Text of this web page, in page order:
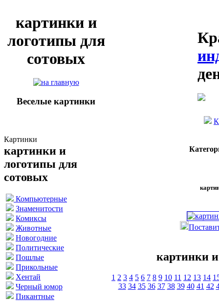
картинки и
логотипы для
сотовых
Веселые картинки
Картинки
картинки и
логотипы для
сотовых
Компьютерные
Знаменитости
Комиксы
Животные
Новогодние
Политические
Пошлые
Прикольные
Хентай
Черный юмор
Пикантные
картинки
1 2 3 4 5 6 7 8 9 10 11 12 13 14
33 34 35 36 37 38 39 40 41 42